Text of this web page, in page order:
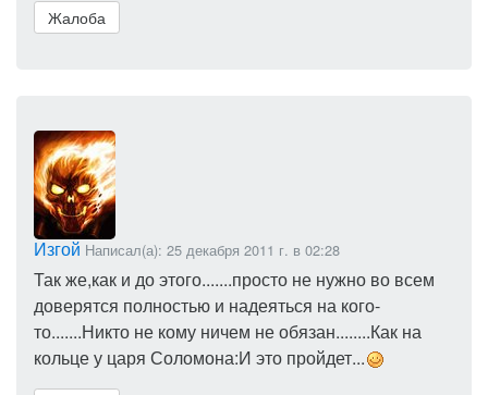
Жалоба
Изгой Написал(а): 25 декабря 2011 г. в 02:28
Так же,как и до этого.......просто не нужно во всем
доверятся полностью и надеяться на кого-
то.......Никто не кому ничем не обязан........Как на
кольце у царя Соломона:И это пройдет...